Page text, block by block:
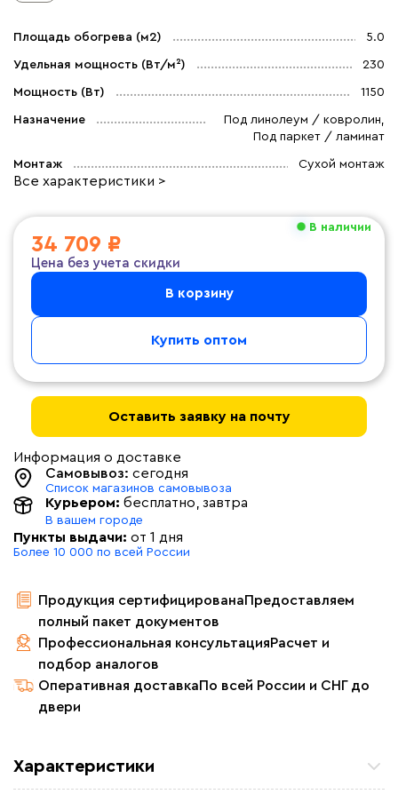
Площадь обогрева (м2) 5.0
Удельная мощность (Вт/м²) 230
Мощность (Вт) 1150
Назначение
Под линолеум / ковролин,
Под паркет / ламинат
Монтаж Сухой монтаж
Все характеристики >
В наличии
34 709 ₽
Цена без учета скидки
В корзину
Купить оптом
Оставить заявку на почту
Информация о доставке
Самовывоз: сегодня
Список магазинов самовывоза
Курьером: бесплатно , завтра
В вашем городе
Пункты выдачи: от 1 дня
Более 10 000 по всей России
Продукция сертифицированаПредоставляем
полный пакет документов
Профессиональная консультацияРасчет и
подбор аналогов
Оперативная доставкаПо всей России и СНГ до
двери
Характеристики